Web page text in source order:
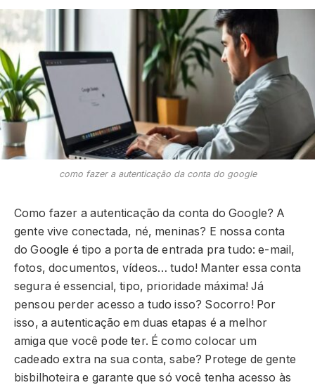
como fazer a autenticação da conta do google
Como fazer a autenticação da conta do Google? A
gente vive conectada, né, meninas? E nossa conta
do Google é tipo a porta de entrada pra tudo: e-mail,
fotos, documentos, vídeos… tudo! Manter essa conta
segura é essencial, tipo, prioridade máxima! Já
pensou perder acesso a tudo isso? Socorro! Por
isso, a autenticação em duas etapas é a melhor
amiga que você pode ter. É como colocar um
cadeado extra na sua conta, sabe? Protege de gente
bisbilhoteira e garante que só você tenha acesso às